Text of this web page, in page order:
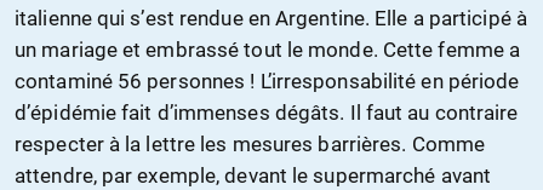
italienne qui s’est rendue en Argentine. Elle a participé à
un mariage et embrassé tout le monde. Cette femme a
contaminé 56 personnes ! L’irresponsabilité en période
d’épidémie fait d’immenses dégâts. Il faut au contraire
respecter à la lettre les mesures barrières. Comme
attendre, par exemple, devant le supermarché avant